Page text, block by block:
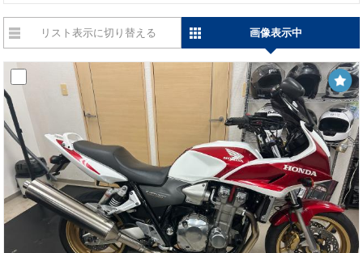
リスト表示に切り替える 画像表示中